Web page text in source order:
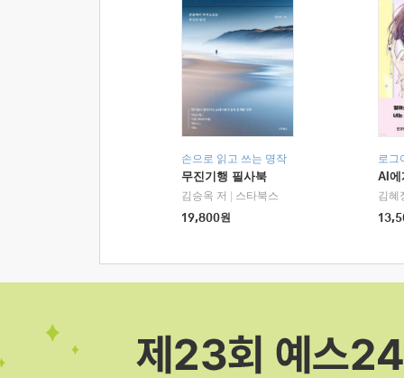
손으로 읽고 쓰는 명작
무진기행 필사북
김승옥 저
스타북스
19,800원
로그
AI에
김혜